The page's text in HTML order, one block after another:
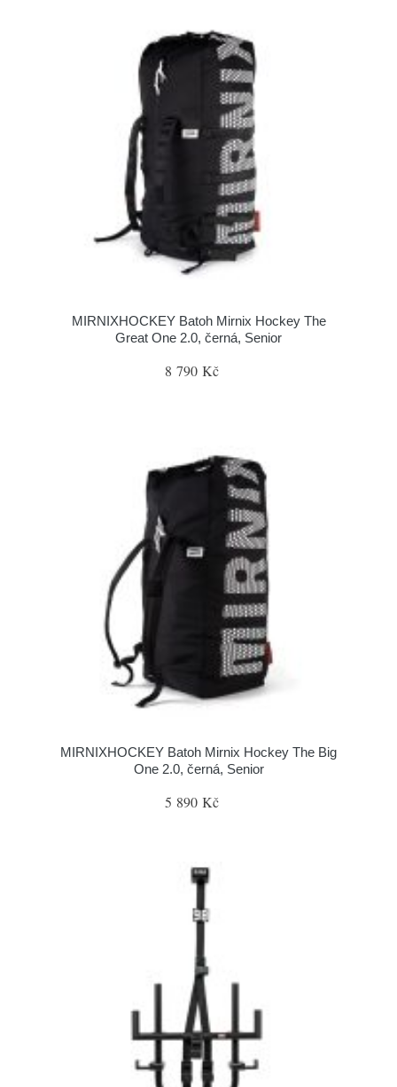
MIRNIXHOCKEY Batoh Mirnix Hockey The
Great One 2.0, černá, Senior
8 790 Kč
MIRNIXHOCKEY Batoh Mirnix Hockey The Big
One 2.0, černá, Senior
5 890 Kč